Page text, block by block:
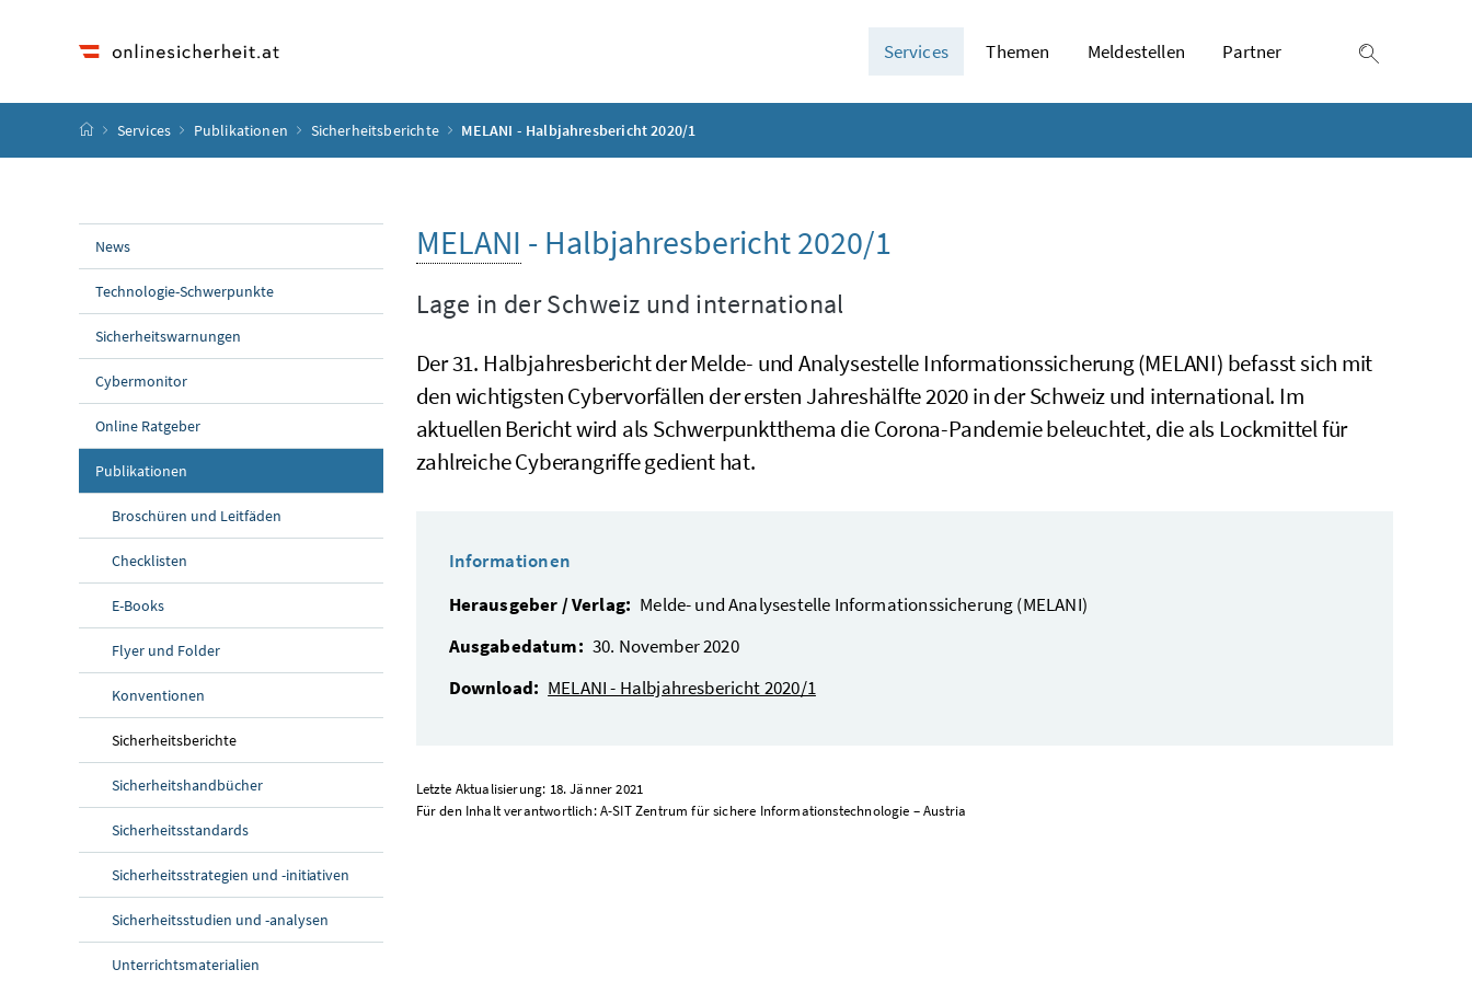
Services Themen Meldestellen Partner
Startseite
Services Publikationen Sicherheitsberichte MELANI - Halbjahresbericht 2020/1
News
Technologie-Schwerpunkte
Sicherheitswarnungen
Cybermonitor
Online Ratgeber
Publikationen
Broschüren und Leitfäden
Checklisten
E-Books
Flyer und Folder
Konventionen
Sicherheitsberichte
Sicherheitshandbücher
Sicherheitsstandards
Sicherheitsstrategien und -initiativen
Sicherheitsstudien und -analysen
Unterrichtsmaterialien
MELANI - Halbjahresbericht 2020/1
Lage in der Schweiz und international
Der 31. Halbjahresbericht der Melde- und Analysestelle Informationssicherung (MELANI) befasst sich mit
den wichtigsten Cybervorfällen der ersten Jahreshälfte 2020 in der Schweiz und international. Im
aktuellen Bericht wird als Schwerpunktthema die Corona-Pandemie beleuchtet, die als Lockmittel für
zahlreiche Cyberangriffe gedient hat.
Informationen
Herausgeber / Verlag: Melde- und Analysestelle Informationssicherung (MELANI)
Ausgabedatum: 30. November 2020
Download: MELANI - Halbjahresbericht 2020/1
Letzte Aktualisierung: 18. Jänner 2021
Für den Inhalt verantwortlich: A-SIT Zentrum für sichere Informationstechnologie – Austria